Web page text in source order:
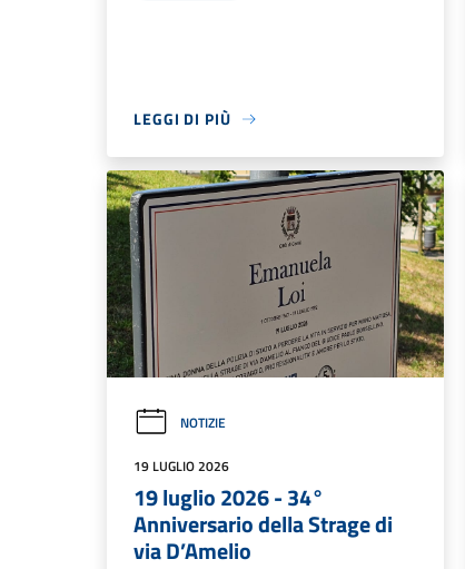
LEGGI DI PIÙ
NOTIZIE
19 LUGLIO 2026
19 luglio 2026 - 34°
Anniversario della Strage di
via D’Amelio